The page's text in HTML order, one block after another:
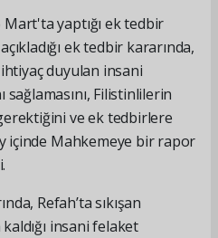
yaptığı ek tedbir
ek tedbir kararında,
duyulan insani
sağlamasını, Filistinlilerin
ve ek tedbirlere
içinde Mahkemeye bir rapor
Refah’ta sıkışan
insani felaket